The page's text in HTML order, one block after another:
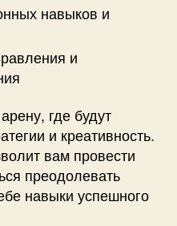
навыков и
и
где будут
и креативность.
вам провести
преодолевать
навыки успешного